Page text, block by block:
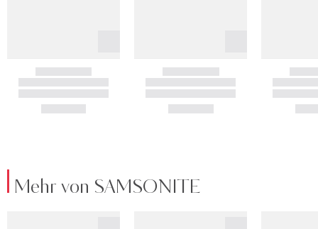
Mehr von SAMSONITE